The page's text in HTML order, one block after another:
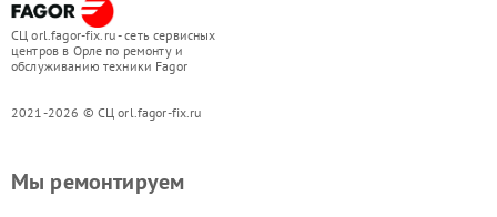
СЦ orl.fagor-fix.ru - сеть сервисных
центров в Орле по ремонту и
обслуживанию техники Fagor
2021-2026 © СЦ orl.fagor-fix.ru
Мы ремонтируем